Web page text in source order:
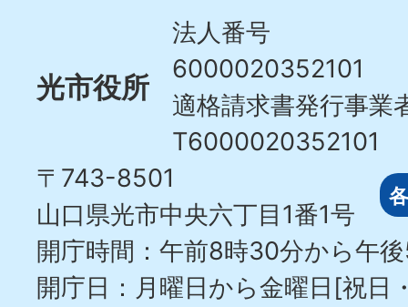
光市役所
法人番号
6000020352101
適格請求書発行事業
T6000020352101
〒743-8501
山口県光市中央六丁目1番1号
開庁時間：午前8時30分から午
開庁日：月曜日から金曜日[祝日